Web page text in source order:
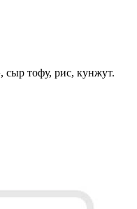
сыр тофу, рис, кунжут.